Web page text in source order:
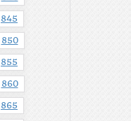
845
850
855
860
865